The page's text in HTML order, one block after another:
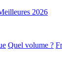
2026
Quel volume ?